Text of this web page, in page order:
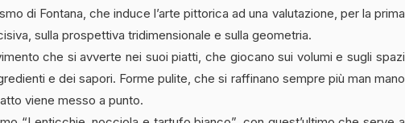
di Fontana, che induce l’arte pittorica ad una valutazione, per la prima
sulla prospettiva tridimensionale e sulla geometria.
che si avverte nei suoi piatti, che giocano sui volumi e sugli spazi
e dei sapori. Forme pulite, che si raffinano sempre più man mano
viene messo a punto.